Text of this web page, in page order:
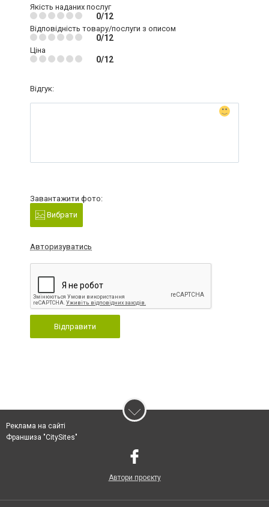
Якість наданих послуг
0/12
Відповідність товару/послуги з описом
0/12
Ціна
0/12
Відгук:
Завантажити фото:
Вибрати
Авторизуватись
Відправити
Реклама на сайті
Франшиза "CitySites"
Автори проєкту